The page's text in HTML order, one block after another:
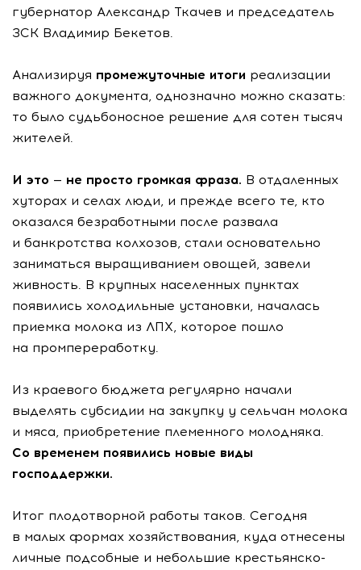
губернатор Александр Ткачев и председатель
ЗСК Владимир Бекетов.
Анализируя промежуточные итоги реализации
важного документа, однозначно можно сказать:
то было судьбоносное решение для сотен тысяч
жителей.
И это — не просто громкая фраза. В отдаленных
хуторах и селах люди, и прежде всего те, кто
оказался безработными после развала
и банкротства колхозов, стали основательно
заниматься выращиванием овощей, завели
живность. В крупных населенных пунктах
появились холодильные установки, началась
приемка молока из ЛПХ, которое пошло
на промпереработку.
Из краевого бюджета регулярно начали
выделять субсидии на закупку у сельчан молока
и мяса, приобретение племенного молодняка.
Со временем появились новые виды
господдержки.
Итог плодотворной работы таков. Сегодня
в малых формах хозяйствования, куда отнесены
личные подсобные и небольшие крестьянско-